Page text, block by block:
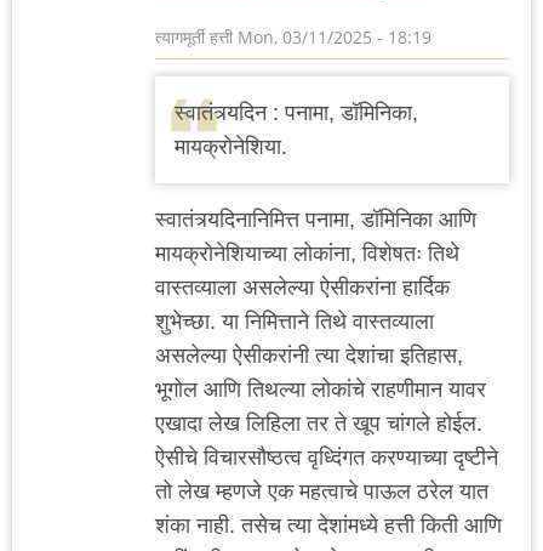
त्यागमूर्ती हत्ती Mon, 03/11/2025 - 18:19
स्वातंत्र्यदिन : पनामा, डॉमिनिका,
मायक्रोनेशिया.
स्वातंत्र्यदिनानिमित्त पनामा, डॉमिनिका आणि
मायक्रोनेशियाच्या लोकांना, विशेषतः तिथे
वास्तव्याला असलेल्या ऐसीकरांना हार्दिक
शुभेच्छा. या निमित्ताने तिथे वास्तव्याला
असलेल्या ऐसीकरांनी त्या देशांचा इतिहास,
भूगोल आणि तिथल्या लोकांचे राहणीमान यावर
एखादा लेख लिहिला तर ते खूप चांगले होईल.
ऐसीचे विचारसौष्ठत्व वृध्दिंगत करण्याच्या दृष्टीने
तो लेख म्हणजे एक महत्वाचे पाऊल ठरेल यात
शंका नाही. तसेच त्या देशांमध्ये हत्ती किती आणि